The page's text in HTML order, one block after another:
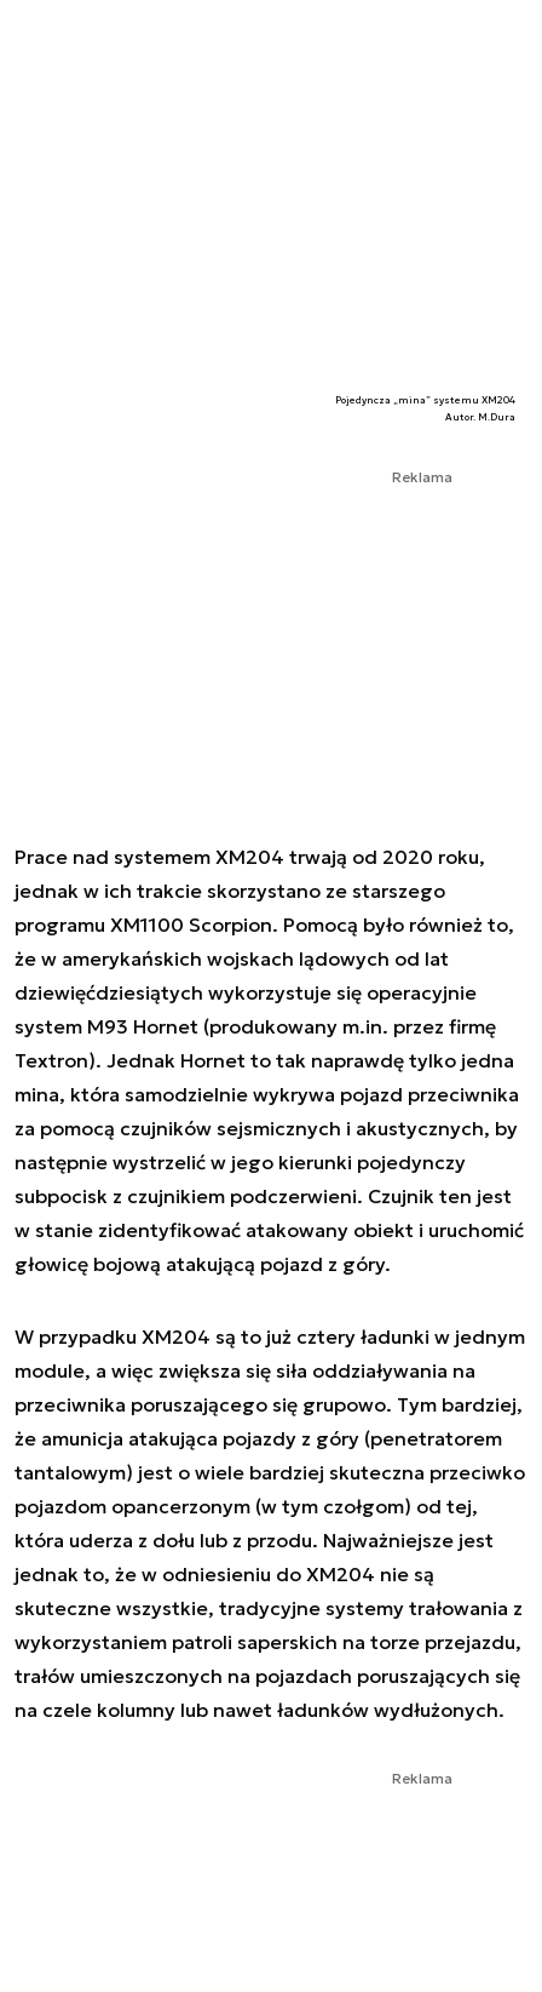
Pojedyncza „mina” systemu XM204
Autor. M.Dura
Reklama
Prace nad systemem XM204 trwają od 2020 roku,
jednak w ich trakcie skorzystano ze starszego
programu XM1100 Scorpion. Pomocą było również to,
że w amerykańskich wojskach lądowych od lat
dziewięćdziesiątych wykorzystuje się operacyjnie
system M93 Hornet (produkowany m.in. przez firmę
Textron). Jednak Hornet to tak naprawdę tylko jedna
mina, która samodzielnie wykrywa pojazd przeciwnika
za pomocą czujników sejsmicznych i akustycznych, by
następnie wystrzelić w jego kierunki pojedynczy
subpocisk z czujnikiem podczerwieni. Czujnik ten jest
w stanie zidentyfikować atakowany obiekt i uruchomić
głowicę bojową atakującą pojazd z góry.
W przypadku XM204 są to już cztery ładunki w jednym
module, a więc zwiększa się siła oddziaływania na
przeciwnika poruszającego się grupowo. Tym bardziej,
że amunicja atakująca pojazdy z góry (penetratorem
tantalowym) jest o wiele bardziej skuteczna przeciwko
pojazdom opancerzonym (w tym czołgom) od tej,
która uderza z dołu lub z przodu. Najważniejsze jest
jednak to, że w odniesieniu do XM204 nie są
skuteczne wszystkie, tradycyjne systemy trałowania z
wykorzystaniem patroli saperskich na torze przejazdu,
trałów umieszczonych na pojazdach poruszających się
na czele kolumny lub nawet ładunków wydłużonych.
Reklama